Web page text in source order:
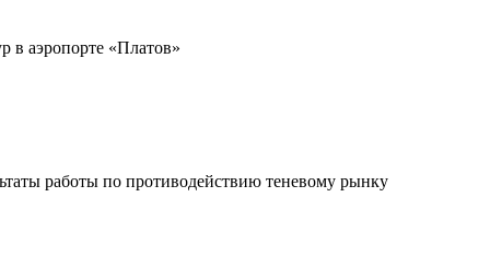
в аэропорте «Платов»
работы по противодействию теневому рынку